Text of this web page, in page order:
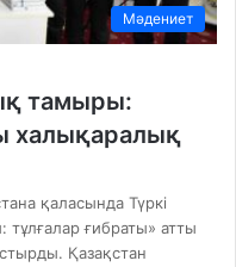
Мәдениет
тамыры:
халықаралық
қаласында Түркі
ғибраты» атты
Қазақстан